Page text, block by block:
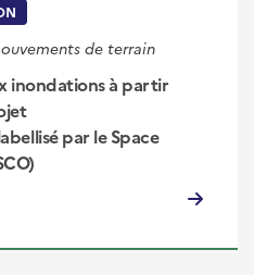
de terrain
inondations à partir
par le Space